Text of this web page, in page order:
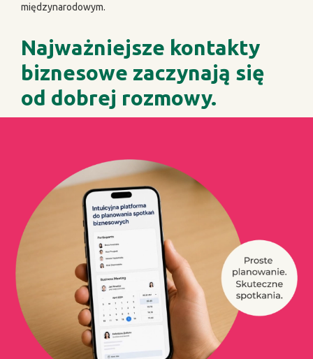
międzynarodowym.
Najważniejsze kontakty
biznesowe zaczynają się
od dobrej rozmowy.